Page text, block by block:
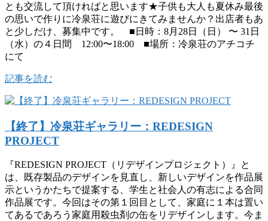
とも交流して頂ければと思います★子供も大人も夏休み最後
の思いで作りに冷泉荘に遊びにきてみませんか？出店者もあ
と少しだけ、募集中です。 ■日時：8月28日（日） 〜 31日
（水）の４日間 12:00〜18:00 ■場所：冷泉荘のアチコチ
にて
記事を読む
【終了】冷泉荘ギャラリー：REDESIGN
PROJECT
『REDESIGN PROJECT（リデザインプロジェクト）』と
は、既存製品のデザインを見直し、新しいデザインを作品展
示というかたちで提案する、学生と社会人の有志による合同
作品展です。今回はその第１回目として、家庭に１本は置い
てあるであろう家庭用殺虫剤の缶をリデザインします。今ま